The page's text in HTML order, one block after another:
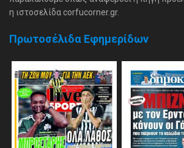
η ιστοσελίδα corfucorner.gr.
Πρωτοσέλιδα Εφημερίδων